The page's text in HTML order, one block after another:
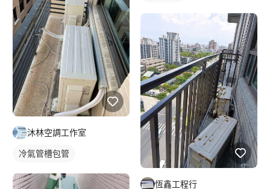
沐林空調工作室
冷氣管槽包管
恆鑫工程行